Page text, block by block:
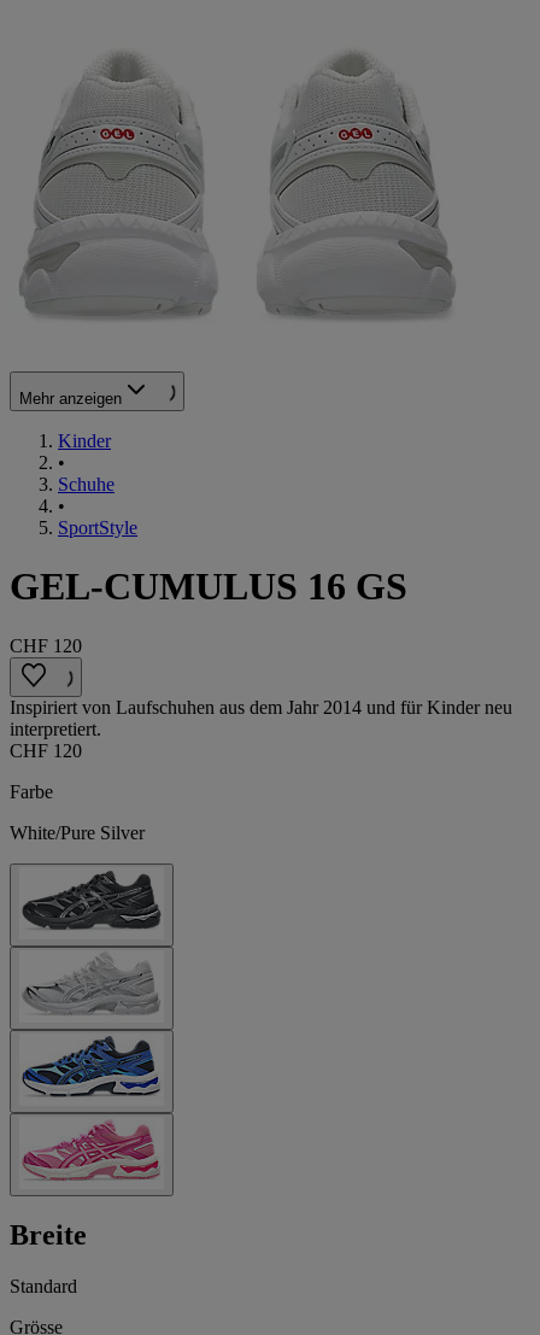
Mehr anzeigen
Kinder
•
Schuhe
•
SportStyle
GEL-CUMULUS 16 GS
CHF 120
Inspiriert von Laufschuhen aus dem Jahr 2014 und für Kinder neu
interpretiert.
CHF 120
Farbe
White/Pure Silver
Breite
Standard
Grösse